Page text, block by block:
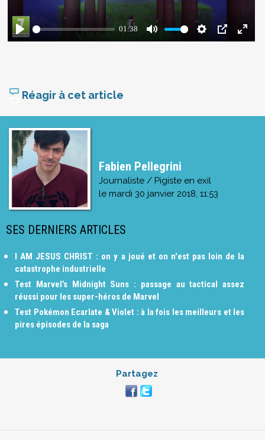
Réagir à cet article
Fabien Pellegrini
Journaliste / Pigiste en exil
le mardi 30 janvier 2018, 11:53
SES DERNIERS ARTICLES
I AM JESUS CHRIST : on y a joué et on n'est pas loin de la
catastrophe industrielle
Test Marvel’s Midnight Suns : passage au tactical assez
réussi pour les super-héros de Marvel
Test Pokémon Ecarlate & Violet : à la fois les meilleurs et les
pires épisodes de la saga
Partagez